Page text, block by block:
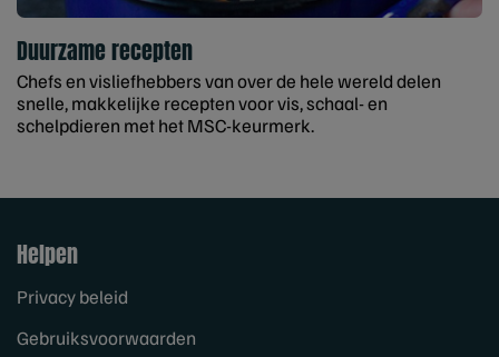
Duurzame recepten
Chefs en visliefhebbers van over de hele wereld delen
snelle, makkelijke recepten voor vis, schaal- en
schelpdieren met het MSC-keurmerk.
Helpen
Privacy beleid
Gebruiksvoorwaarden